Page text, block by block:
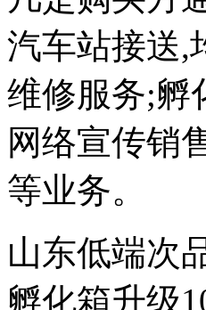
汽车站接送,
维修服务;孵
网络宣传销
等业务。
山东低端次
孵化箱升级